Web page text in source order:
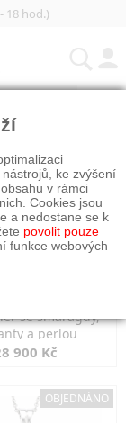
18 hod.)
se smaragdy,
a perlou
900 Kč
OBJEDNÁNO
ke zvýšení
v rámci
Cookies jsou
a nedostane se k
povolit pouze
funkce webových